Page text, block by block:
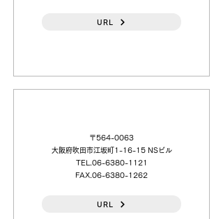
URL
〒564-0063
大阪府吹田市江坂町1-16-15 NSビル
TEL.06-6380-1121
FAX.06-6380-1262
URL